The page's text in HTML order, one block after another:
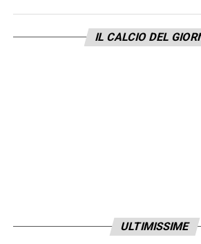
riprendere la settimana con
fiducia nel lavoro e nelle
IL CALCIO DEL
ULTIMISSIME